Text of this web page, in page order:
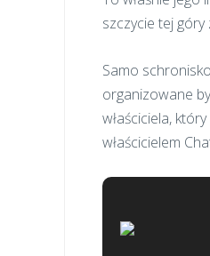
szczycie tej góry
Samo
organizowane
właściciela,
właścicielem